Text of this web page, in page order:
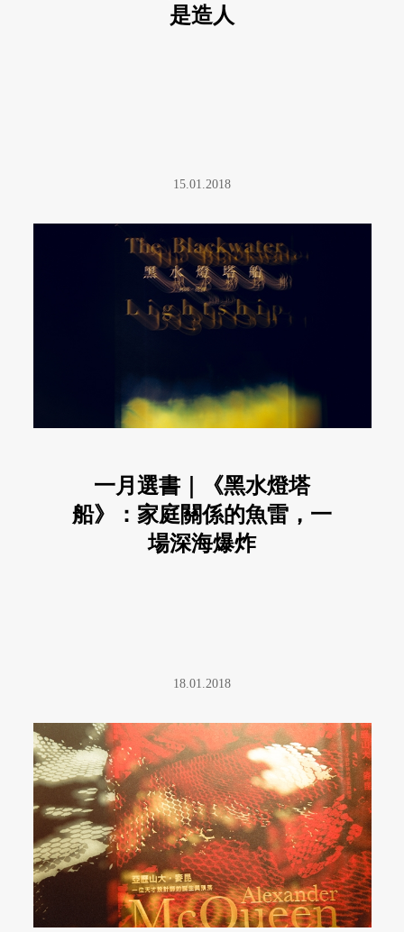
是造人
15.01.2018
一月選書｜《黑水燈塔
船》：家庭關係的魚雷，一
場深海爆炸
18.01.2018